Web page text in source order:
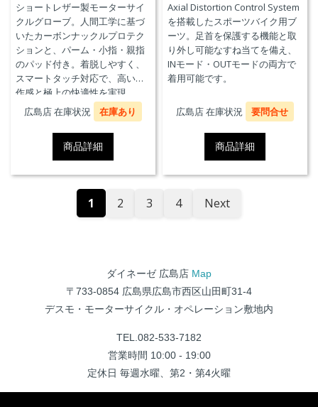
ショートレザー製モーターサイ
クルグローブ。人間工学に基づ
いたカーボンナックルプロテク
ションと、パーム・小指・親指
のパッド付き。着脱しやすく、
スマートタッチ対応で、高い操
作感と極上の快適性を実現。
広島店 在庫状況
在庫あり
商品詳細
Axial Distortion Control System
を搭載したスポーツバイク用ブ
ーツ。足首を保護する機能と取
り外し可能なすね当てを備え、
INモード・OUTモードの両方で
着用可能です。
広島店 在庫状況 要問合せ
商品詳細
1 2 3 4 Next
ダイネーゼ 広島店 Map
〒733-0854 広島県広島市西区山田町31-4
デスモ・モーターサイクル・オペレーション敷地内
TEL.082-533-7182
営業時間 10:00 - 19:00
定休日 毎週水曜、第2・第4火曜